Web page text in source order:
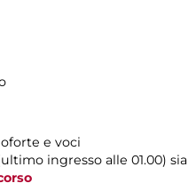
e voci
ingresso alle 01.00) sia